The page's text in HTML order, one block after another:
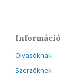
Információ
Olvasóknak
Szerzőknek